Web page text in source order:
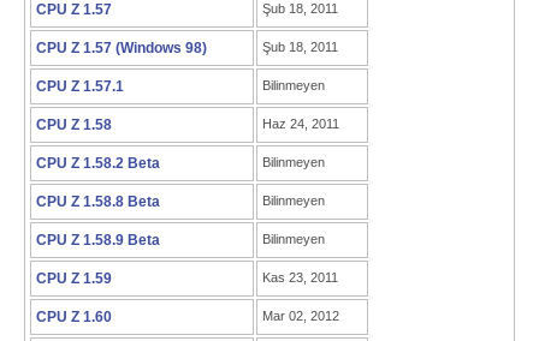
CPU Z 1.57 Şub 18, 2011
CPU Z 1.57 (Windows 98) Şub 18, 2011
CPU Z 1.57.1 Bilinmeyen
CPU Z 1.58 Haz 24, 2011
CPU Z 1.58.2 Beta Bilinmeyen
CPU Z 1.58.8 Beta Bilinmeyen
CPU Z 1.58.9 Beta Bilinmeyen
CPU Z 1.59 Kas 23, 2011
CPU Z 1.60 Mar 02, 2012